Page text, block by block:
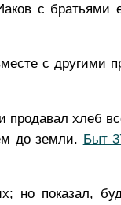
с братьями
с другими
хлеб
до земли. Быт
но показал,